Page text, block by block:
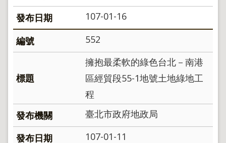
及
訊
網
資
107-01-16
552
擁抱最柔軟的綠色台北－南港
區經貿段55-1地號土地綠地工
程
臺北市政府地政局
107-01-11